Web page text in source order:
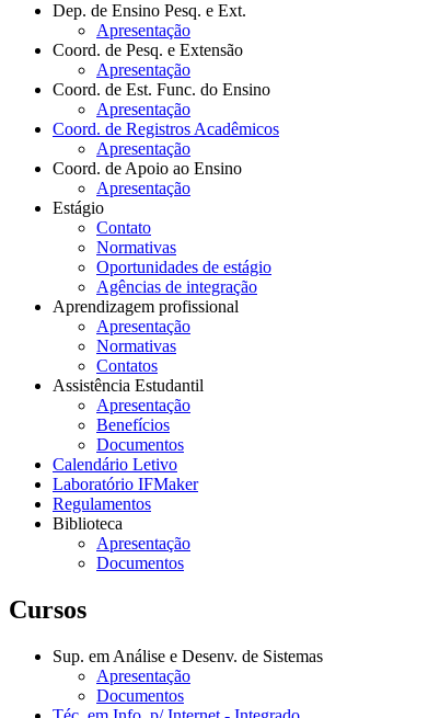
Dep. de Ensino Pesq. e Ext.
Apresentação
Coord. de Pesq. e Extensão
Apresentação
Coord. de Est. Func. do Ensino
Apresentação
Coord. de Registros Acadêmicos
Apresentação
Coord. de Apoio ao Ensino
Apresentação
Estágio
Contato
Normativas
Oportunidades de estágio
Agências de integração
Aprendizagem profissional
Apresentação
Normativas
Contatos
Assistência Estudantil
Apresentação
Benefícios
Documentos
Calendário Letivo
Laboratório IFMaker
Regulamentos
Biblioteca
Apresentação
Documentos
Cursos
Sup. em Análise e Desenv. de Sistemas
Apresentação
Documentos